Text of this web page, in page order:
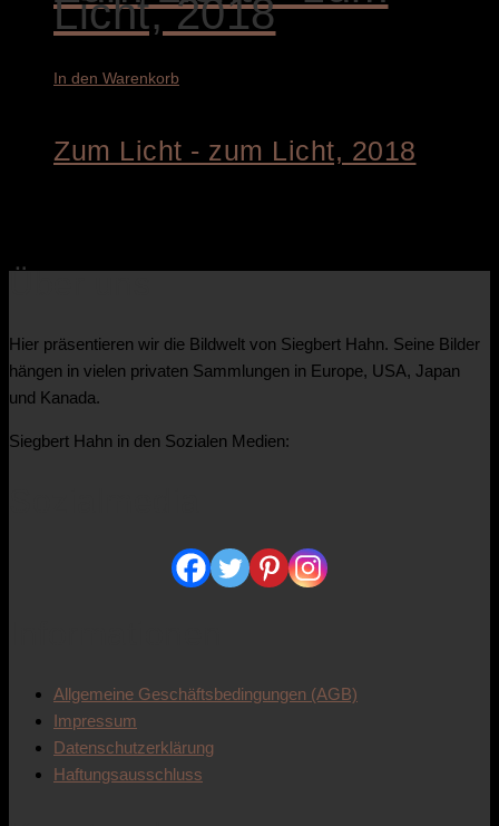
Licht, 2018
In den Warenkorb
Zum Licht - zum Licht, 2018
Über uns
Hier präsentieren wir die Bildwelt von Siegbert Hahn. Seine Bilder
hängen in vielen privaten Sammlungen in Europe, USA, Japan
und Kanada.
Siegbert Hahn in den Sozialen Medien:
Allgemeine Geschäftsbedingungen (AGB)
Impressum
Datenschutzerklärung
Haftungsausschluss